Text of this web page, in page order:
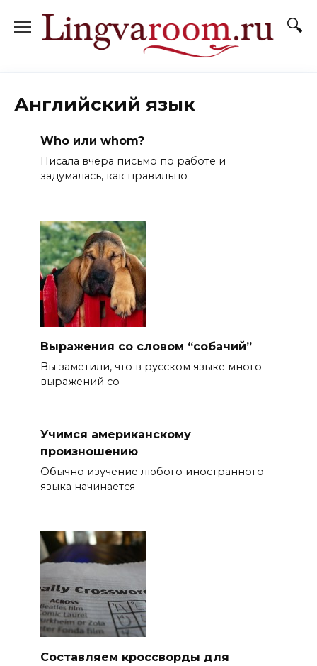
содержанию
Английский язык
Who или whom?
Писала вчера письмо по работе и
задумалась, как правильно
Выражения со словом “собачий”
Вы заметили, что в русском языке много
выражений со
Учимся американскому
произношению
Обычно изучение любого иностранного
языка начинается
Составляем кроссворды для